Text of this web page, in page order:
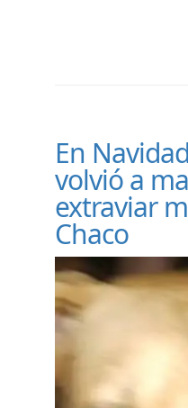
En
volvió a
extraviar
Chaco